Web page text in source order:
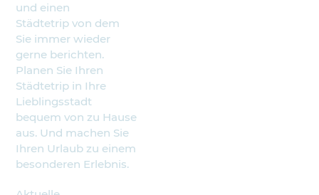
und einen
Städtetrip von dem
Sie immer wieder
gerne berichten.
Planen Sie Ihren
Städtetrip in Ihre
Lieblingsstadt
bequem von zu Hause
aus. Und machen Sie
Ihren Urlaub zu einem
besonderen Erlebnis.